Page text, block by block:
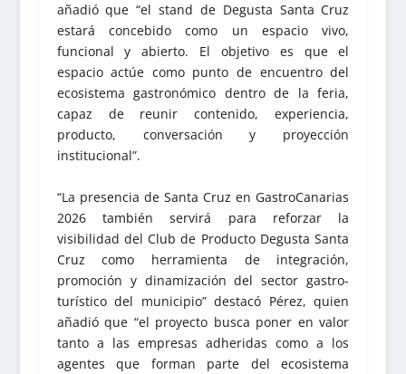
añadió que “el stand de Degusta Santa Cruz
estará concebido como un espacio vivo,
funcional y abierto. El objetivo es que el
espacio actúe como punto de encuentro del
ecosistema gastronómico dentro de la feria,
capaz de reunir contenido, experiencia,
producto, conversación y proyección
institucional”.
“La presencia de Santa Cruz en GastroCanarias
2026 también servirá para reforzar la
visibilidad del Club de Producto Degusta Santa
Cruz como herramienta de integración,
promoción y dinamización del sector gastro-
turístico del municipio” destacó Pérez, quien
añadió que “el proyecto busca poner en valor
tanto a las empresas adheridas como a los
agentes que forman parte del ecosistema